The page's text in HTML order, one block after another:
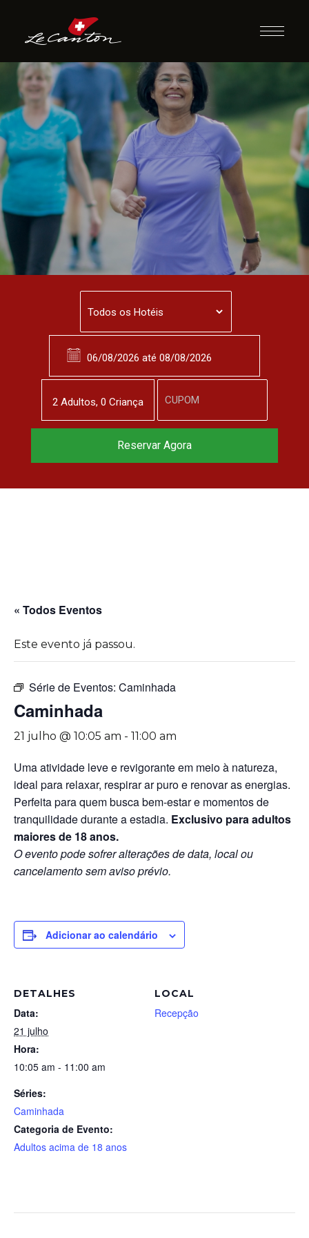
Caminhada
« Todos Eventos
Este evento já passou.
Série de Eventos: Caminhada
Caminhada
21 julho @ 10:05 am - 11:00 am
Uma atividade leve e revigorante em meio à natureza,
ideal para relaxar, respirar ar puro e renovar as energias.
Perfeita para quem busca bem-estar e momentos de
tranquilidade durante a estadia. Exclusivo para adultos
maiores de 18 anos.
O evento pode sofrer alterações de data, local ou
cancelamento sem aviso prévio.
Adicionar ao calendário
DETALHES
Data:
21 julho
Hora:
10:05 am - 11:00 am
Séries:
Caminhada
Categoria de Evento:
Adultos acima de 18 anos
LOCAL
Recepção
2 Adultos, 0 Criança
Reservar Agora